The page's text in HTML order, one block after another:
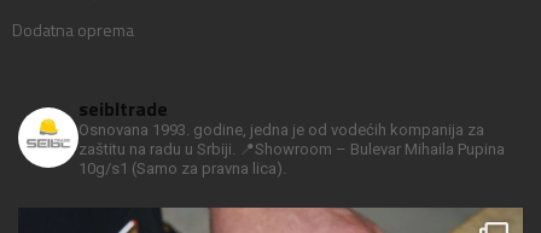
Dodatna oprema
seibltrade
Osnovana 1993. godine, jedna je od vodećih kompanija za
zaštitu na radu u Srbiji.
📍Showroom – Bulevar Mihaila Pupina
10g/s1 (Samo za pravna lica).